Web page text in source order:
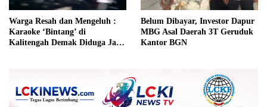
Warga Resah dan Mengeluh :
Karaoke ‘Bintang’ di
Kalitengah Demak Diduga Jadi
Belum Dibayar, Investor Dapur
MBG Asal Daerah 3T Geruduk
Kantor BGN